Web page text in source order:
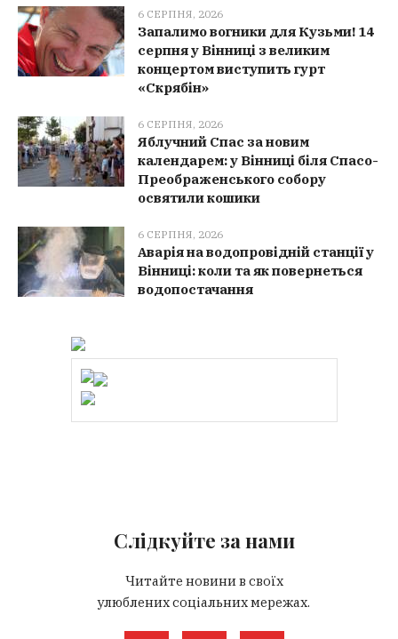
6 СЕРПНЯ, 2026
Запалимо вогники для Кузьми! 14
серпня у Вінниці з великим
концертом виступить гурт
«Скрябін»
6 СЕРПНЯ, 2026
Яблучний Спас за новим
календарем: у Вінниці біля Спасо-
Преображенського собору
освятили кошики
6 СЕРПНЯ, 2026
Аварія на водопровідній станції у
Вінниці: коли та як повернеться
водопостачання
Слідкуйте за нами
Читайте новини в своїх
улюблених соціальних мережах.